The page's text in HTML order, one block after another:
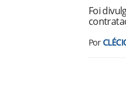
Foi
Por